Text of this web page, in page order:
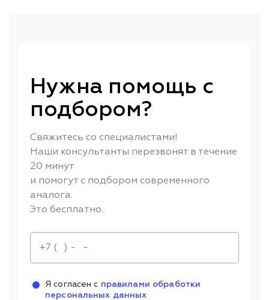
Нужна помощь с
подбором?
Свяжитесь со специалистами!
Наши консультанты перезвонят в течение
20 минут
и помогут с подбором современного
аналога.
Это бесплатно.
Я согласен с правилами обработки
персональных данных